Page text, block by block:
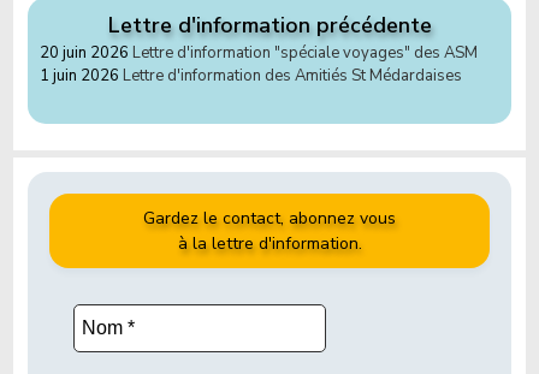
Lettre d'information précédente
20 juin 2026 Lettre d'information "spéciale voyages" des ASM
1 juin 2026 Lettre d'information des Amitiés St Médardaises
Gardez le contact, abonnez vous
à la lettre d'information.